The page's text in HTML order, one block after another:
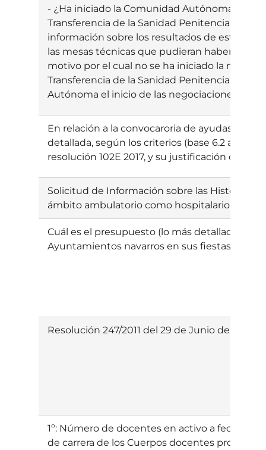
- ¿Ha iniciado la Comunidad Autónoma la
Transferencia de la Sanidad Penitenciaria? -
información sobre los resultados de esta
las mesas técnicas que pudieran haberse
motivo por el cual no se ha iniciado la
Transferencia de la Sanidad Penitenciaria?
Autónoma el inicio de las negociaciones para
En relación a la convocaroria de ayudas 26 E/
detallada, según los criterios (base 6.2 a), b),
resolución 102E 2017, y su justificación de
Solicitud de Información sobre las Historias
ámbito ambulatorio como hospitalario
Cuál es el presupuesto (lo más detallado
Ayuntamientos navarros en sus fiestas
Resolución 247/2011 del 29 de Junio del
1º: Número de docentes en activo a fecha 1
de carrera de los Cuerpos docentes